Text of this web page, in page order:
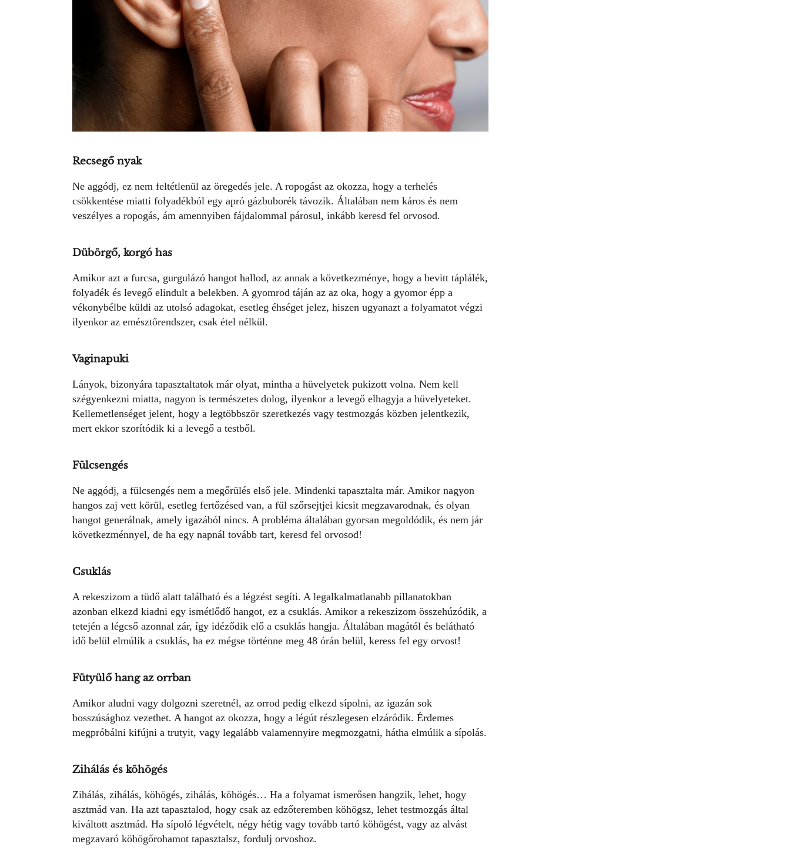
Recsegő nyak
Ne aggódj, ez nem feltétlenül az öregedés jele. A ropogást az okozza, hogy a terhelés
csökkentése miatti folyadékból egy apró gázbuborék távozik. Általában nem káros és nem
veszélyes a ropogás, ám amennyiben fájdalommal párosul, inkább keresd fel orvosod.
Dübörgő, korgó has
Amikor azt a furcsa, gurgulázó hangot hallod, az annak a következménye, hogy a bevitt táplálék,
folyadék és levegő elindult a belekben. A gyomrod táján az az oka, hogy a gyomor épp a
vékonybélbe küldi az utolsó adagokat, esetleg éhséget jelez, hiszen ugyanazt a folyamatot végzi
ilyenkor az emésztőrendszer, csak étel nélkül.
Vaginapuki
Lányok, bizonyára tapasztaltatok már olyat, mintha a hüvelyetek pukizott volna. Nem kell
szégyenkezni miatta, nagyon is természetes dolog, ilyenkor a levegő elhagyja a hüvelyeteket.
Kellemetlenséget jelent, hogy a legtöbbször szeretkezés vagy testmozgás közben jelentkezik,
mert ekkor szorítódik ki a levegő a testből.
Fülcsengés
Ne aggódj, a fülcsengés nem a megőrülés első jele. Mindenki tapasztalta már. Amikor nagyon
hangos zaj vett körül, esetleg fertőzésed van, a fül szőrsejtjei kicsit megzavarodnak, és olyan
hangot generálnak, amely igazából nincs. A probléma általában gyorsan megoldódik, és nem jár
következménnyel, de ha egy napnál tovább tart, keresd fel orvosod!
Csuklás
A rekeszizom a tüdő alatt található és a légzést segíti. A legalkalmatlanabb pillanatokban
azonban elkezd kiadni egy ismétlődő hangot, ez a csuklás. Amikor a rekeszizom összehúzódik, a
tetején a légcső azonnal zár, így idéződik elő a csuklás hangja. Általában magától és belátható
idő belül elmúlik a csuklás, ha ez mégse történne meg 48 órán belül, keress fel egy orvost!
Fütyülő hang az orrban
Amikor aludni vagy dolgozni szeretnél, az orrod pedig elkezd sípolni, az igazán sok
bosszúsághoz vezethet. A hangot az okozza, hogy a légút részlegesen elzáródik. Érdemes
megpróbálni kifújni a trutyit, vagy legalább valamennyire megmozgatni, hátha elmúlik a sípolás.
Zihálás és köhögés
Zihálás, zihálás, köhögés, zihálás, köhögés… Ha a folyamat ismerősen hangzik, lehet, hogy
asztmád van. Ha azt tapasztalod, hogy csak az edzőteremben köhögsz, lehet testmozgás által
kiváltott asztmád. Ha sípoló légvételt, négy hétig vagy tovább tartó köhögést, vagy az alvást
megzavaró köhögőrohamot tapasztalsz, fordulj orvoshoz.